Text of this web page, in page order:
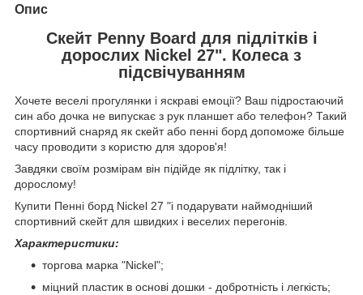
Опис
Скейт Penny Board для підлітків і
дорослих Nickel 27". Колеса з
підсвічуванням
Хочете веселі прогулянки і яскраві емоції? Ваш підростаючий
син або дочка не випускає з рук планшет або телефон? Такий
спортивний снаряд як скейт або пенні борд допоможе більше
часу проводити з користю для здоров'я!
Завдяки своїм розмірам він підійде як підлітку, так і
дорослому!
Купити Пенні борд Nickel 27 "і подарувати наймодніший
спортивний скейт для швидких і веселих перегонів.
Характеристики:
торгова марка "Nickel";
міцний пластик в основі дошки - добротність і легкість;